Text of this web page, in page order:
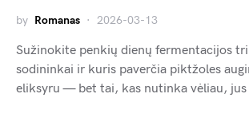
by Romanas 2026-03-13
Sužinokite penkių dienų fermentacijos
sodininkai ir kuris paverčia piktžoles
eliksyru — bet tai, kas nutinka vėliau, jus